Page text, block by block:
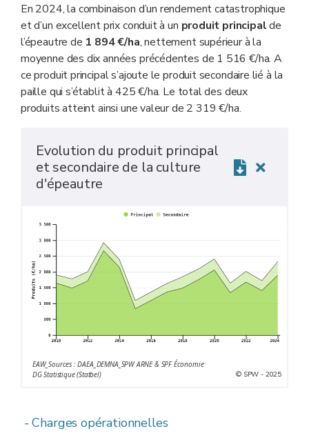
En 2024, la combinaison d’un rendement catastrophique
et d’un excellent prix conduit à un produit principalde
l’épeautre de 1 894 €/ha, nettement supérieur à la
moyenne des dix années précédentes de 1 516 €/ha. A
ce produit principal s’ajoute le produit secondaire lié à la
paille qui s’établit à 425 €/ha. Le total des deux
produits atteint ainsi une valeur de 2 319 €/ha.
Evolution du produit principal
et secondaire de la culture
d'épeautre
EAW_Sources : DAEA_DEMNA_SPW ARNE & SPF Économie
DG Statistique (Statbel)
© SPW - 2025
- Charges opérationnelles